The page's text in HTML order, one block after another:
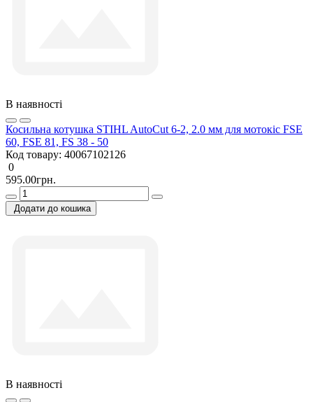
В наявності
Косильна котушка STIHL AutoCut 6-2, 2.0 мм для мотокіс FSE
60, FSE 81, FS 38 - 50
Код товару: 40067102126
0
595.00грн.
Додати до кошика
В наявності